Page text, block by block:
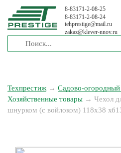
8-83171-2-08-25
8-83171-2-08-24
tehprestige@mail.ru
zakaz@klever-nnov.ru
Техпрестиж → Садово-огородный
Хозяйственные товары → Чехол
шнурком (с войлоком) 118х38